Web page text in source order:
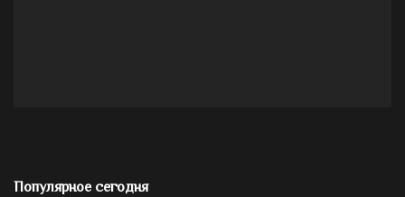
Популярное сегодня